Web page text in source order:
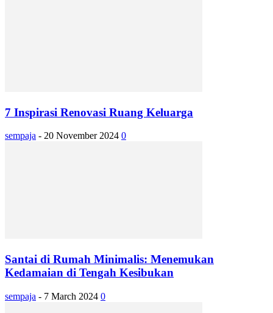
7 Inspirasi Renovasi Ruang Keluarga
sempaja - 20 November 2024 0
Santai di Rumah Minimalis: Menemukan
Kedamaian di Tengah Kesibukan
sempaja - 7 March 2024 0